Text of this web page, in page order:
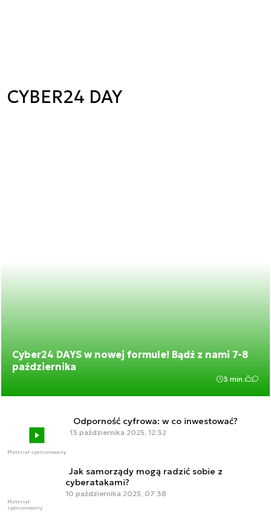
CYBER24 DAY
Cyber24 DAYS w nowej formule! Bądź z nami 7-8
października
3 min.
Materiał sponsorowany
Odporność cyfrowa: w co inwestować?
13 października 2025, 12:32
Materiał
sponsorowany
Jak samorządy mogą radzić sobie z
cyberatakami?
10 października 2025, 07:38